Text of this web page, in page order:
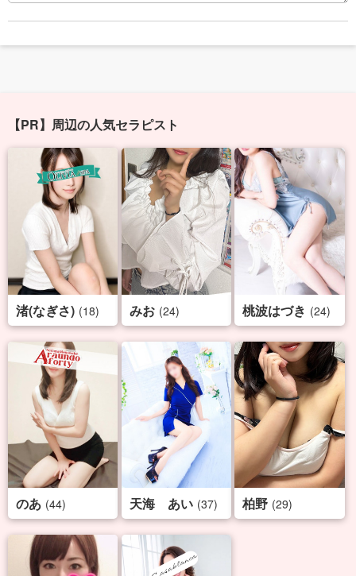
【PR】周辺の人気セラピスト
渚(なぎさ) (18) みお (24) 桃波はづき (24)
のあ (44) 天海 あい (37) 柏野 (29)